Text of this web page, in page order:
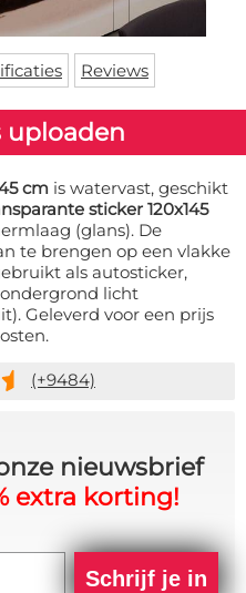
Reviews
uploaden
cm is watervast, geschikt
sticker 120x145
(glans). De
te brengen op een vlakke
als autosticker,
licht
Geleverd voor een prijs
(+9484)
nieuwsbrief
extra korting!
Schrijf je in